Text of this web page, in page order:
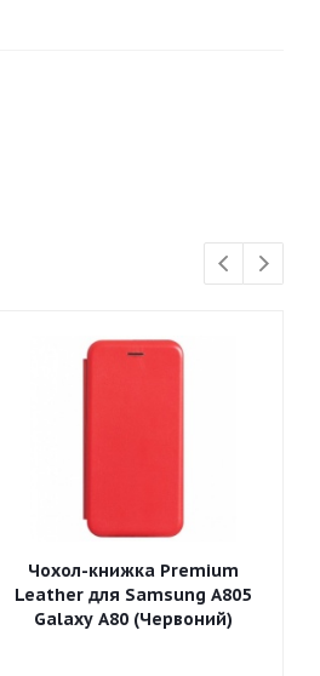
Чохол-книжка Premium
Leather для Samsung A805
Galaxy A80 (Червоний)